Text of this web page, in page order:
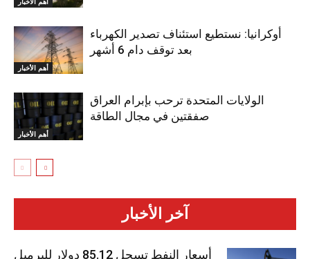
أهم الأخبار
أوكرانيا: نستطيع استئناف تصدير الكهرباء
بعد توقف دام 6 أشهر
أهم الأخبار
الولايات المتحدة ترحب بإبرام العراق
صفقتين في مجال الطاقة
آخر الأخبار
أسعار النفط تسجل 85.12 دولار للبرميل